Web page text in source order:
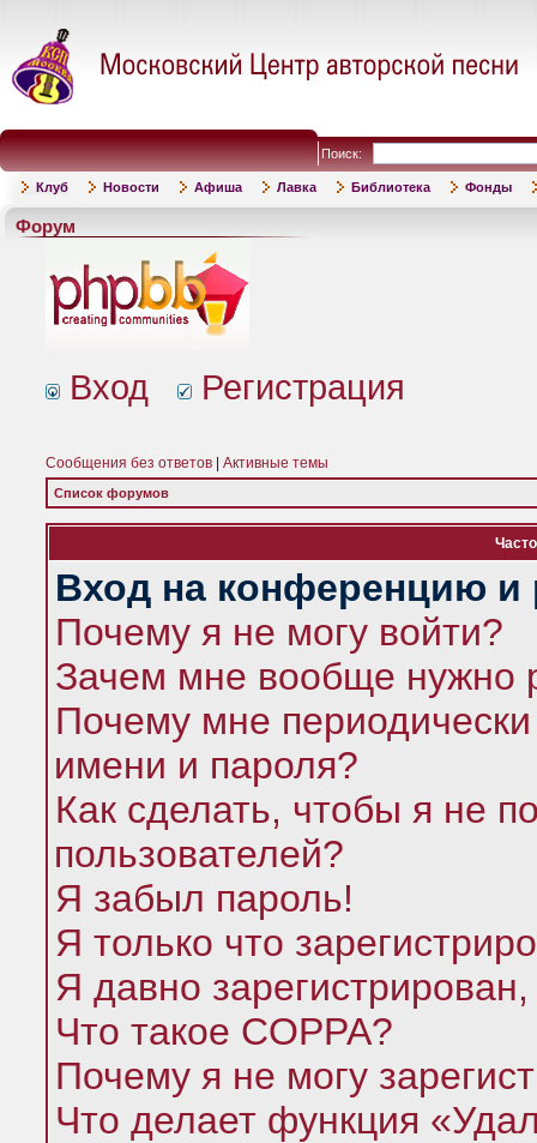
Поиск:
Клуб Новости Афиша Лавка Библиотека Фонды
Форум
Вход Регистрация
Сообщения без ответов Активные темы
Список форумов
Вход на конференцию и
Почему я не могу войти?
Зачем мне вообще нужно
Почему мне
имени и пароля?
Как сделать, чтобы я не
пользователей?
Я забыл пароль!
Я только что
Я давно
Что такое COPPA?
Почему я не могу
Что делает функция